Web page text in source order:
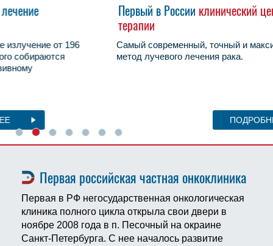
Первый в России
клинический центр протонной
Самый современный, точный и максимально щадящий
метод лучевого лечения рака.
Первая российская частная онкоклиника
Первая в РФ негосударственная онкологическая
клиника полного цикла открыла свои двери в
ноябре 2008 года в п. Песочный на окраине
Санкт-Петербурга. С нее началось развитие